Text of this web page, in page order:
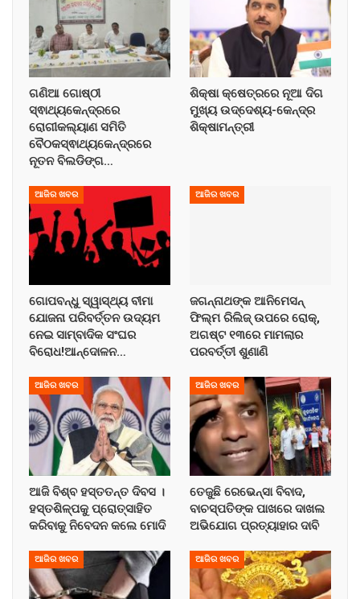
ଗଣିଆ ଗୋଷ୍ଠୀ
ସ୍ଵାଥ୍ୟକେନ୍ଦ୍ରରେ
ରୋଗୀକଲ୍ୟାଣ ସମିତି
ବୈଠକସ୍ଵାଥ୍ୟକେନ୍ଦ୍ରରେ
ନୂତନ ବିଲଡିଙ୍ଗ…
ଶିକ୍ଷା କ୍ଷେତ୍ରରେ ନୂଆ ଦିଗ
ମୁଖ୍ୟ ଉଦ୍ଦେଶ୍ୟ-କେନ୍ଦ୍ର
ଶିକ୍ଷାମନ୍ତ୍ରୀ
ଆଜିର ଖବର
ଗୋପବନ୍ଧୁ ସ୍ୱାସ୍ଥ୍ୟ ବୀମା
ଯୋଜନା ପରିବର୍ତ୍ତନ ଉଦ୍ୟମ
ନେଇ ସାମ୍ବାଦିକ ସଂଘର
ବିରୋଧ!ଆନ୍ଦୋଳନ…
ଆଜିର ଖବର
ଜଗନ୍ନାଥଙ୍କ ଆନିମେସନ୍
ଫିଲ୍ମ ରିଲିଜ୍ ଉପରେ ରୋକ୍,
ଅଗଷ୍ଟ ୧୩ରେ ମାମଲାର
ପରବର୍ତ୍ତୀ ଶୁଣାଣି
ଆଜିର ଖବର
ଆଜି ବିଶ୍ବ ହସ୍ତତନ୍ତ ଦିବସ ।
ହସ୍ତଶିଳ୍ପକୁ ପ୍ରୋତ୍ସାହିତ
କରିବାକୁ ନିବେଦନ କଲେ ମୋଦି
ଆଜିର ଖବର
ତେଜୁଛି ରେଭେନ୍ସା ବିବାଦ,
ବାଚସ୍ପତିଙ୍କ ପାଖରେ ଦାଖଲ
ଅଭିଯୋଗ ପ୍ରତ୍ୟାହାର ଦାବି
ଆଜିର ଖବର ଆଜିର ଖବର